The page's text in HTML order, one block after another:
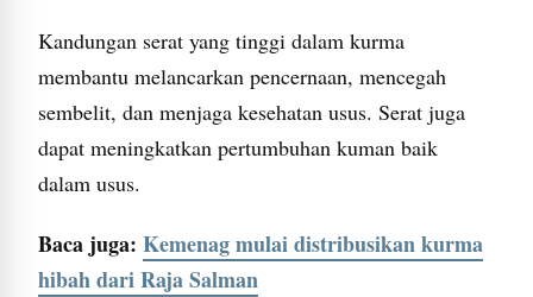
Kandungan serat yang tinggi dalam kurma
membantu melancarkan pencernaan, mencegah
sembelit, dan menjaga kesehatan usus. Serat juga
dapat meningkatkan pertumbuhan kuman baik
dalam usus.
Baca juga: Kemenag mulai distribusikan kurma
hibah dari Raja Salman